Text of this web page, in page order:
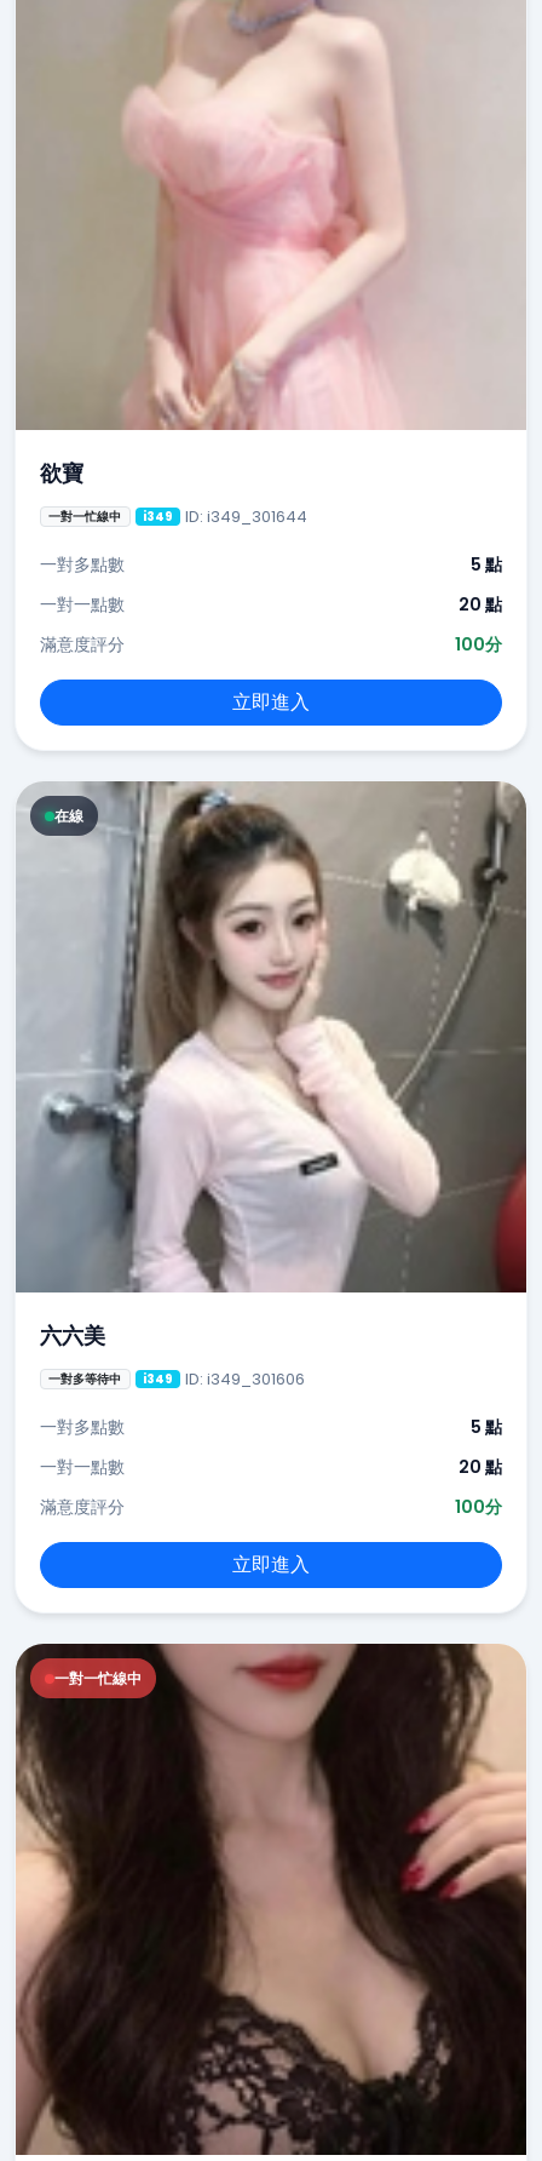
欲寶
一對一忙線中 i349 ID: i349_301644
一對多點數
5 點
一對一點數
20 點
滿意度評分
100分
立即進入
在線
六六美
一對多等待中 i349 ID: i349_301606
一對多點數
5 點
一對一點數
20 點
滿意度評分
100分
立即進入
一對一忙線中